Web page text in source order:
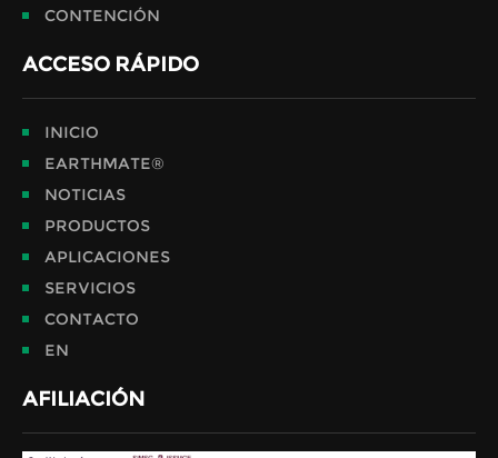
CONTENCIÓN
ACCESO RÁPIDO
INICIO
EARTHMATE®
NOTICIAS
PRODUCTOS
APLICACIONES
SERVICIOS
CONTACTO
EN
AFILIACIÓN